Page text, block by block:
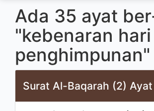
Ada 35 ayat
"kebenaran hari
penghimpunan"
Surat Al-Baqarah (2)